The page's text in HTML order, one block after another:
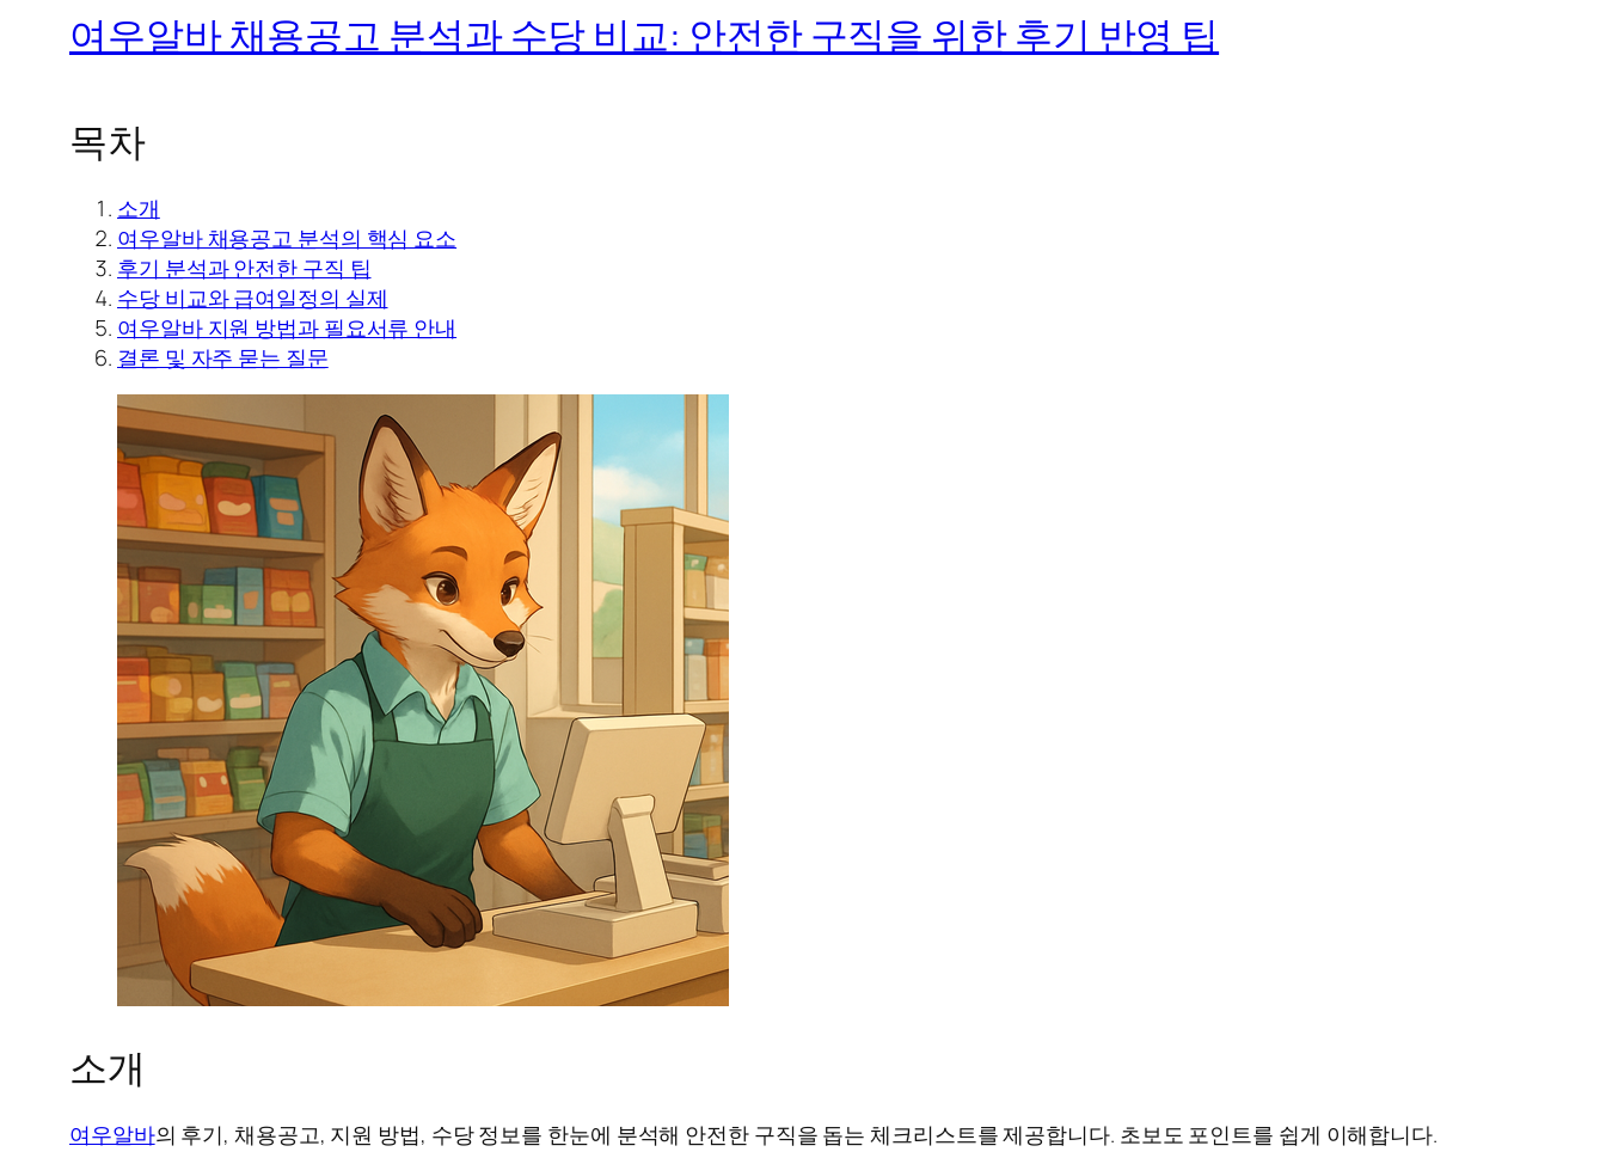
여우알바 채용공고 분석과 수당 비교: 안전한 구직을 위한 후기 반영 팁
목차
소개
여우알바 채용공고 분석의 핵심 요소
후기 분석과 안전한 구직 팁
수당 비교와 급여일정의 실제
여우알바 지원 방법과 필요서류 안내
결론 및 자주 묻는 질문
소개
여우알바의 후기, 채용공고, 지원 방법, 수당 정보를 한눈에 분석해 안전한 구직을 돕는 체크리스트를 제공합니다. 초보도 포인트를 쉽게 이해합니다.